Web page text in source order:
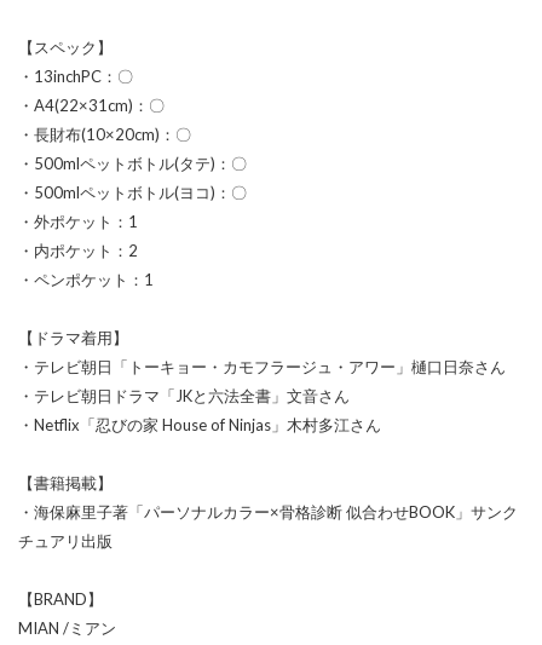
【スペック】
・13inchPC：〇
・A4(22×31cm)：〇
・長財布(10×20cm)：〇
・500mlペットボトル(タテ)：〇
・500mlペットボトル(ヨコ)：〇
・外ポケット：1
・内ポケット：2
・ペンポケット：1
【ドラマ着用】
・テレビ朝日「トーキョー・カモフラージュ・アワー」樋口日奈さん
・テレビ朝日ドラマ「JKと六法全書」文音さん
・Netflix「忍びの家 House of Ninjas」木村多江さん
【書籍掲載】
・海保麻里子著「パーソナルカラー×骨格診断 似合わせBOOK」サンク
チュアリ出版
【BRAND】
MIAN /ミアン